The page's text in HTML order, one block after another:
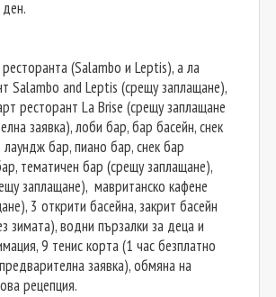
(Salambo и Leptis), а ла
Salambo and Leptis (срещу заплащане),
ресторант La Brise (срещу заплащане
заявка), лоби бар, бар басейн, снек
бар, пиано бар, снек бар
тематичен бар (срещу заплащане),
заплащане), мавританско кафене
3 открити басейна, закрит басейн
зимата), водни пързалки за деца и
9 тенис корта (1 час безплатно
заявка), обмяна на
рецепция.